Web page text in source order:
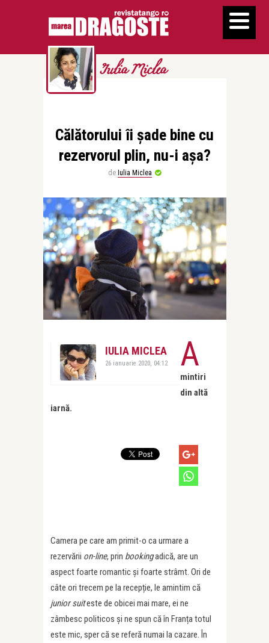
Iulia Miclea
Călătorului îi șade bine cu
rezervorul plin, nu-i așa?
de Iulia Miclea
IULIA MICLEA
26 ianuarie 2020, 04:12 A
mintiri
din altă
iarnă.
Camera pe care am primit-o ca urmare a
rezervării on-line, prin bookingadică, are un
aspect foarte romantic și foarte strâmt. Ori de
câte ori trecem pe la recepție, le amintim că
junior suiteste de obicei mai mare, ei ne
zâmbesc politicos și ne spun că în Franța totul
este mic, sper că se referă numai la cazare. În